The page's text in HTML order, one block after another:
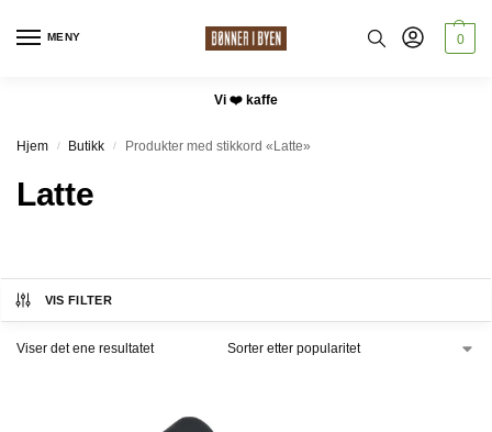
MENY 0
Vi ❤️ kaffe
Hjem / Butikk / Produkter med stikkord «Latte»
Latte
VIS FILTER
Viser det ene resultatet